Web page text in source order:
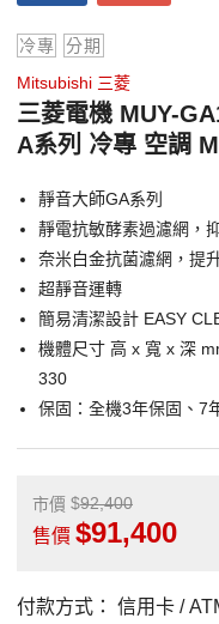
冷專
分期
Mitsubishi 三菱
三菱電機 MUY-
A系列 冷專 空調
靜音大師GA系列
靜電抗敏酵素過濾網，
奈米白金抗菌濾網，提
超靜音運轉
簡易清潔設計 EASY
機體尺寸 高 x 寬 x 深
330
保固：全機3年保固、7
市價 92,400
售價 91,400
付款方式：
信用卡 /